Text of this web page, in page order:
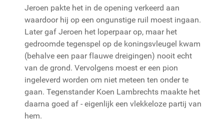
Jeroen pakte het in de opening verkeerd aan
waardoor hij op een ongunstige ruil moest ingaan.
Later gaf Jeroen het loperpaar op, maar het
gedroomde tegenspel op de koningsvleugel kwam
(behalve een paar flauwe dreigingen) nooit echt
van de grond. Vervolgens moest er een pion
ingeleverd worden om niet meteen ten onder te
gaan. Tegenstander Koen Lambrechts maakte het
daarna goed af - eigenlijk een vlekkeloze partij van
hem.